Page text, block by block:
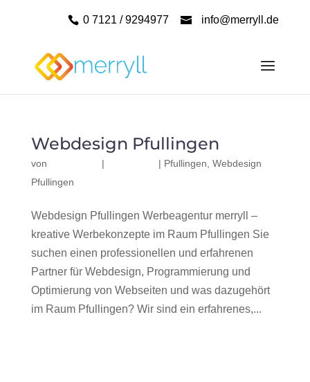
0 7121 / 9294977 info@merryll.de
Webdesign Pfullingen
von | | Pfullingen Webdesign
Pfullingen
Webdesign Pfullingen Werbeagentur merryll –
kreative Werbekonzepte im Raum Pfullingen Sie
suchen einen professionellen und erfahrenen
Partner für Webdesign, Programmierung und
Optimierung von Webseiten und was dazugehört
im Raum Pfullingen? Wir sind ein erfahrenes,...